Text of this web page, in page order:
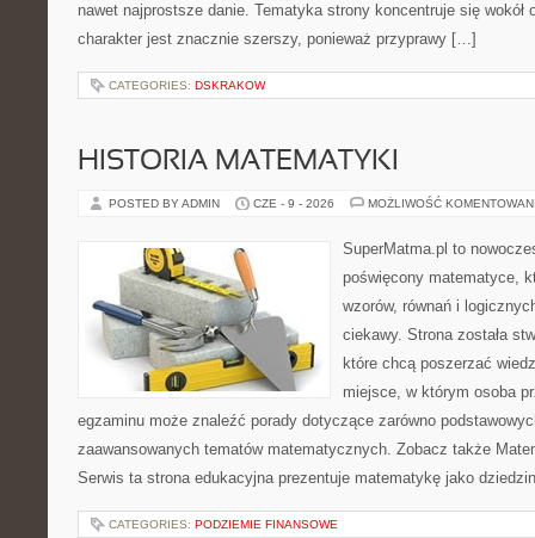
nawet najprostsze danie. Tematyka strony koncentruje się wokół
charakter jest znacznie szerszy, ponieważ przyprawy […]
CATEGORIES: DSKRAKOW
HISTORIA MATEMATYKI
POSTED BY ADMIN CZE - 9 - 2026 MOŻLIWOŚĆ
SuperMatma.pl to
poświęcony matematyce,
wzorów, równań i
ciekawy. Strona została
które chcą poszerzać
miejsce, w którym osoba
egzaminu może znaleźć porady dotyczące zarówno
zaawansowanych tematów matematycznych. Zobacz także
Serwis ta strona edukacyjna prezentuje matematykę jako
CATEGORIES: PODZIEMIE FINANSOWE